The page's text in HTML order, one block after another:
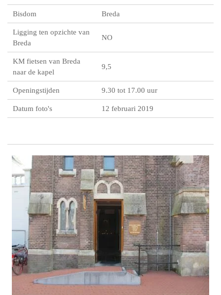
Bisdom Breda
Ligging ten opzichte van
Breda
NO
KM fietsen van Breda
naar de kapel
9,5
Openingstijden 9.30 tot 17.00 uur
Datum foto's 12 februari 2019